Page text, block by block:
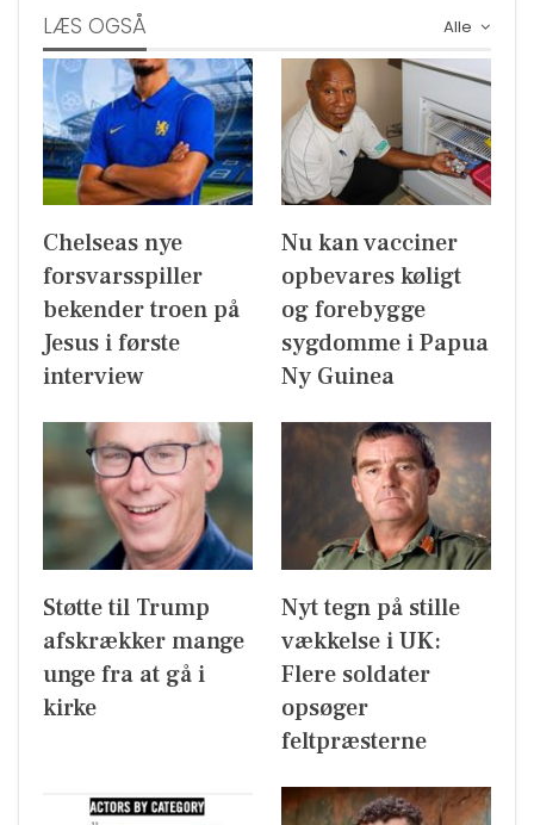
Alle
LÆS OGSÅ
Chelseas nye
forsvarsspiller
bekender troen på
Jesus i første
interview
Nu kan vacciner
opbevares køligt
og forebygge
sygdomme i Papua
Ny Guinea
Støtte til Trump
afskrækker mange
unge fra at gå i
kirke
Nyt tegn på stille
vækkelse i UK:
Flere soldater
opsøger
feltpræsterne